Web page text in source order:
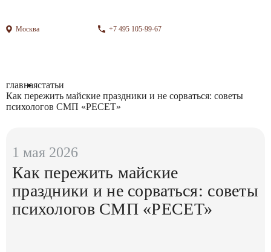
Москва +7 495 105-99-67
главнаястатьи
Как пережить майские праздники и не сорваться: советы
психологов СМП «РЕСЕТ»
1 мая 2026
Как пережить майские
праздники и не сорваться: советы
психологов СМП «РЕСЕТ»